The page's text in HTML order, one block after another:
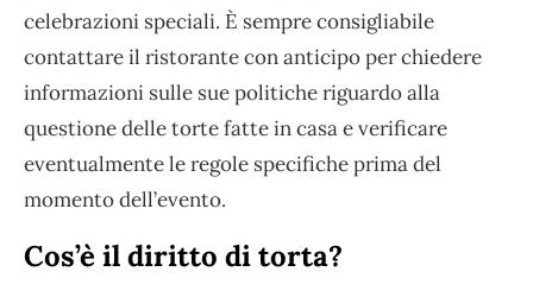
celebrazioni speciali. È sempre consigliabile
contattare il ristorante con anticipo per chiedere
informazioni sulle sue politiche riguardo alla
questione delle torte fatte in casa e verificare
eventualmente le regole specifiche prima del
momento dell’evento.
Cos’è il diritto di torta?